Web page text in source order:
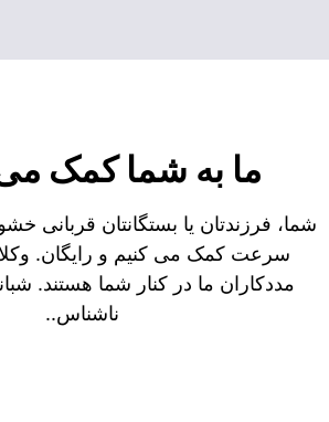
ما به شما کمک
شما، فرزندتان یا بستگانتان قربانی
سرعت کمک می کنیم و رایگان.
مددکاران ما در کنار شما هستند.
ناشناس..